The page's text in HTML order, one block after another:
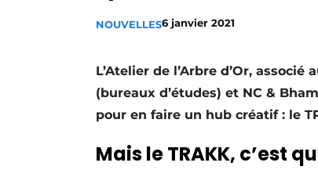
Termes et conditions
NOUVELLES6 janvier 2021
L’Atelier de l’Arbre d’Or,
(bureaux d’études) et NC &
pour en faire un hub créatif : le
Mais le TRAKK, c’est